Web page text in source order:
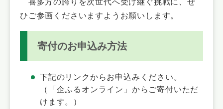
喜多方の誇りを次世代へ受け継ぐ挑戦に、ぜ
ひご参画くださいますようお願いします。
寄付のお申込み方法
下記のリンクからお申込みください。
（「企ふるオンライン」からご寄付いただ
けます。）